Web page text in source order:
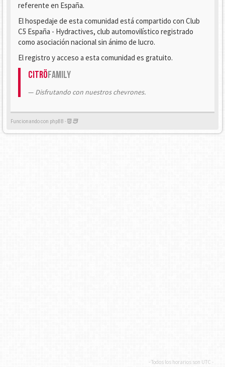
referente en España.
El hospedaje de esta comunidad está compartido con Club
C5 España - Hydractives, club automovilístico registrado
como asociación nacional sin ánimo de lucro.
El registro y acceso a esta comunidad es gratuito.
CitröFamily
Disfrutando con nuestros chevrones.
Funcionando con phpBB -
- Todos los horarios son UTC -